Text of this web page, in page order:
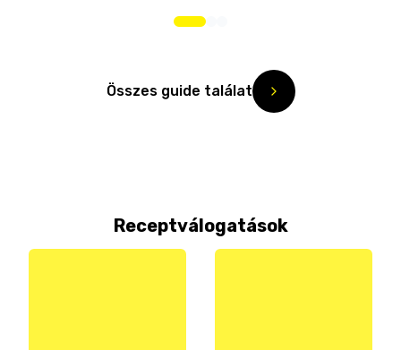
Összes guide találat
Receptválogatások